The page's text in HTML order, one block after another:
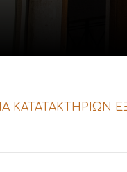
ΚΑΤΑΤΑΚΤΗΡΙΩΝ